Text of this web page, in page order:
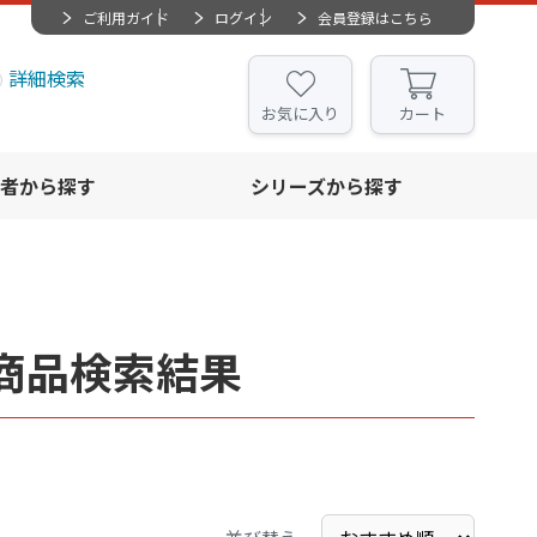
ご利用ガイド ログイン 会員登録はこちら
詳細検索
お気に入り カート
から探す シリーズから探す
品検索結果